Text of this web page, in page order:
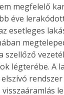
megfelelő
éve
esetleges
szellőző
légterébe. A